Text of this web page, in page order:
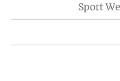
Sport